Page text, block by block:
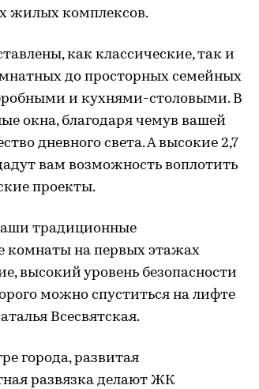
жилых комплексов.
как классические, так и
до просторных семейных
и кухнями-столовыми. В
окна, благодаря чемув вашей
дневного света. А высокие 2,7
вам возможность воплотить
проекты.
традиционные
комнаты на первых этажах
высокий уровень безопасности
можно спуститься на лифте
Всесвятская.
города, развитая
развязка делают ЖК